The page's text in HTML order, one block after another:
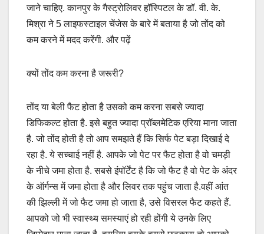
जाने चाहिए. कानपुर के गैस्ट्रोलिवर हॉस्पिटल के डॉ. वी. के.
मिश्रा ने 5 लाइफस्टाइल चेंजेस के बारे में बताया है जो तोंद को
कम करने में मदद करेंगी. और पढ़ें
क्यों तोंद कम करना है जरूरी?
तोंद या बेली फैट होता है उसको कम करना सबसे ज्यादा
डिफिकल्ट होता है. इसे बहुत ज्यादा प्रॉब्लमेटिक एरिया माना जाता
है. जो तोंद होती है तो आप समझते हैं कि सिर्फ पेट बड़ा दिखाई दे
रहा है. ये सच्चाई नहीं है. आपके जो पेट पर फैट होता है वो चमड़ी
के नीचे जमा होता है. सबसे इंपॉर्टेंट है कि जो फैट है वो पेट के अंदर
के ऑर्गन्स में जमा होता है और लिवर तक पहुंच जाता है.वहीं आंत
की झिल्ली में जो फैट जमा हो जाता है, उसे विसरल फैट कहते हैं.
आपको जो भी स्वास्थ्य समस्याएं हो रही होंगी ये उनके लिए